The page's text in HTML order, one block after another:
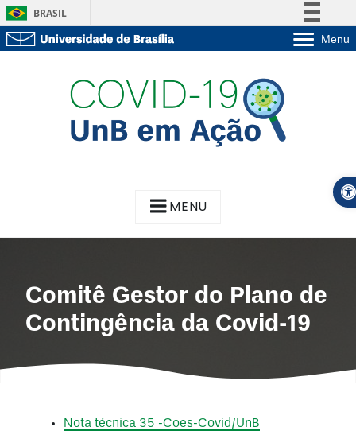
BRASIL
Participe
Acesso à informação
Legislação
Menu
MENU
Comitê Gestor do Plano de
Contingência da Covid-19
Nota técnica 35 -Coes-Covid/UnB